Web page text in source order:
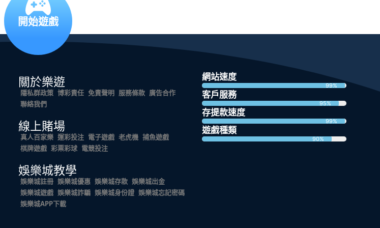
開始遊戲
關於樂遊
隱私群政策 博彩責任 免責聲明 服務條款 廣告合作
聯絡我們
線上賭場
真人百家樂 運彩投注 電子遊戲 老虎機 捕魚遊戲
棋牌遊戲 彩票彩球 電競投注
娛樂城教學
娛樂城註冊 娛樂城優惠 娛樂城存款 娛樂城出金
娛樂城遊戲 娛樂城詐騙 娛樂城身份證 娛樂城忘記密碼
娛樂城APP下載
網站速度
99%
客戶服務
95%
存提款速度
99%
遊戲種類
90%